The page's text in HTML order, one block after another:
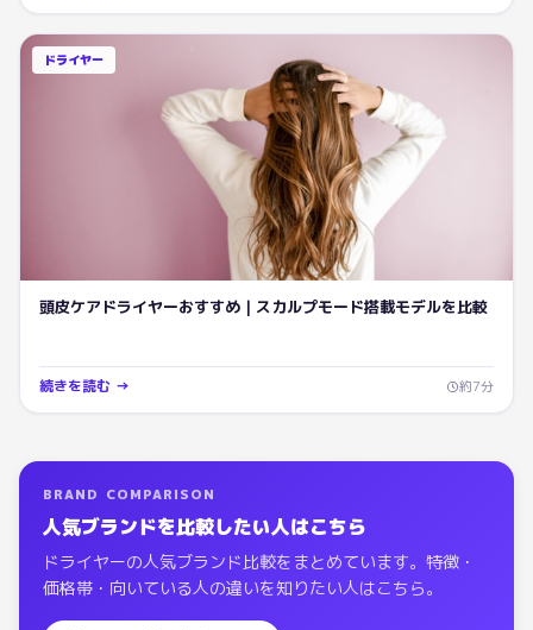
ドライヤー
頭皮ケアドライヤーおすすめ｜スカルプモード搭載モデルを比較
続きを読む → 約7分
BRAND COMPARISON
人気ブランドを比較したい人はこちら
ドライヤーの人気ブランド比較をまとめています。特徴・
価格帯・向いている人の違いを知りたい人はこちら。